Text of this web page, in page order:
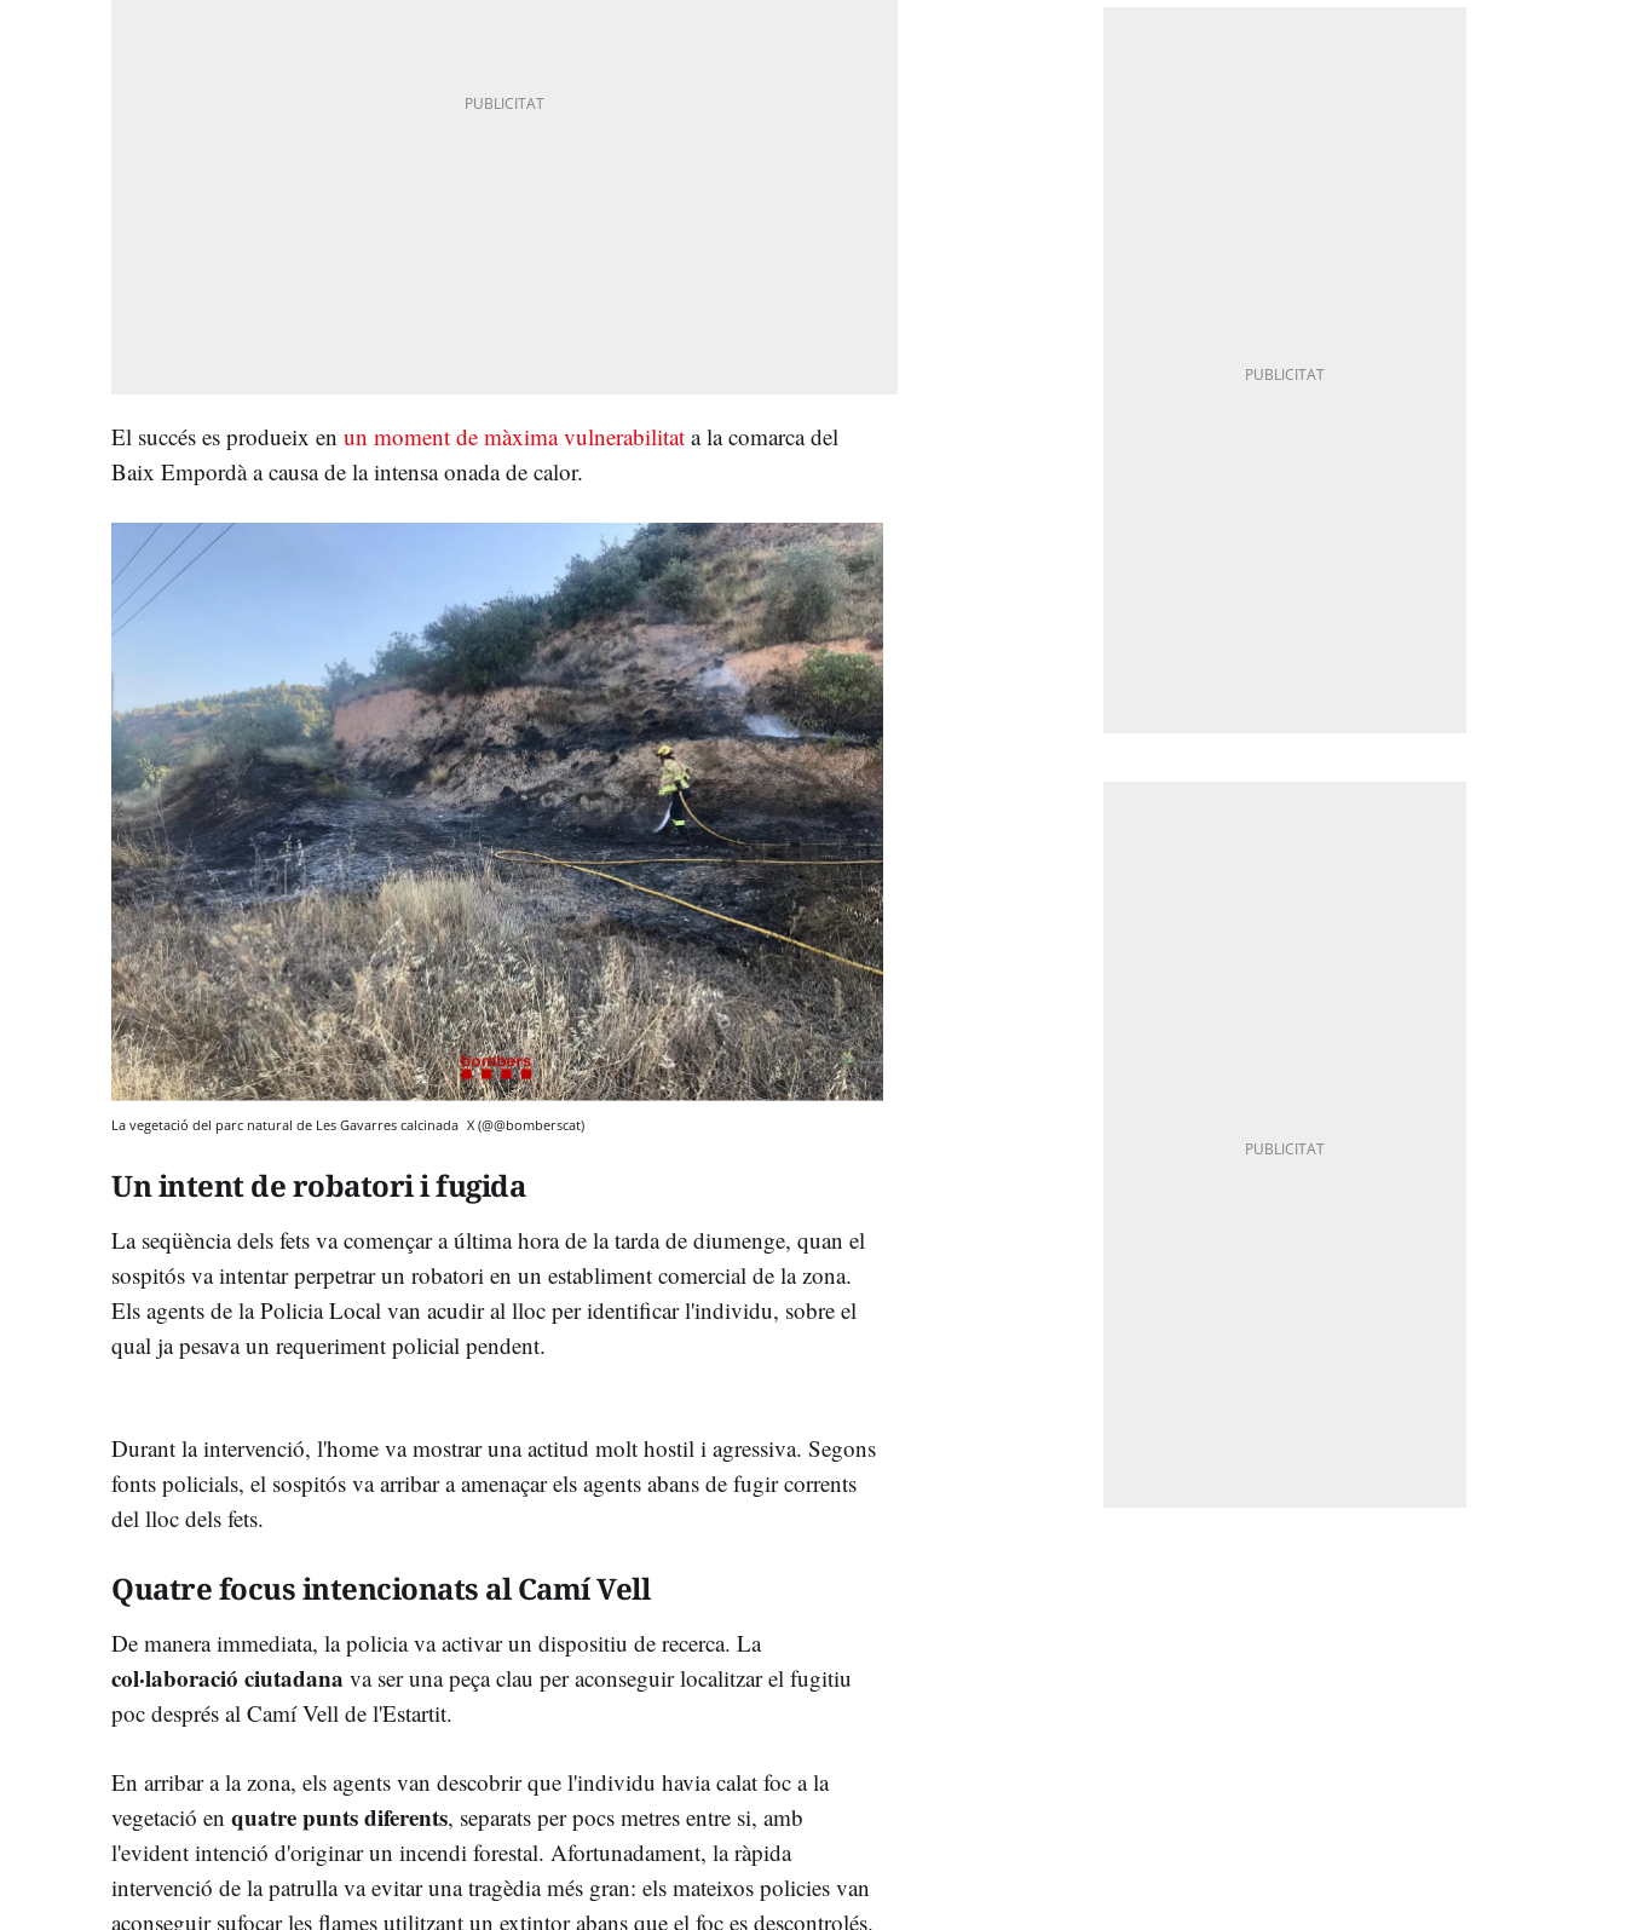
El succés es produeix en un moment de màxima vulnerabilitat a la comarca del
Baix Empordà a causa de la intensa onada de calor.
La vegetació del parc natural de Les Gavarres calcinada X (@@bomberscat)
Un intent de robatori i fugida
La seqüència dels fets va començar a última hora de la tarda de diumenge, quan el
sospitós va intentar perpetrar un robatori en un establiment comercial de la zona.
Els agents de la Policia Local van acudir al lloc per identificar l'individu, sobre el
qual ja pesava un requeriment policial pendent.
Durant la intervenció, l'home va mostrar una actitud molt hostil i agressiva. Segons
fonts policials, el sospitós va arribar a amenaçar els agents abans de fugir corrents
del lloc dels fets.
Quatre focus intencionats al Camí Vell
De manera immediata, la policia va activar un dispositiu de recerca. La
col·laboració ciutadana va ser una peça clau per aconseguir localitzar el fugitiu
poc després al Camí Vell de l'Estartit.
En arribar a la zona, els agents van descobrir que l'individu havia calat foc a la
vegetació en quatre punts diferents, separats per pocs metres entre si, amb
l'evident intenció d'originar un incendi forestal. Afortunadament, la ràpida
intervenció de la patrulla va evitar una tragèdia més gran: els mateixos policies van
aconseguir sufocar les flames utilitzant un extintor abans que el foc es descontrolés.